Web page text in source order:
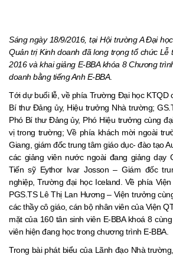
Sáng ngày 18/9/2016, tại Hội trường A Đại
Quản trị Kinh doanh đã long trọng tổ chức Lễ
2016 và khai giảng E-BBA khóa 8 Chương
doanh bằng tiếng Anh E-BBA.
Tới dự buổi lễ, về phía Trường Đại học KTQD
Bí thư Đảng ủy, Hiệu trưởng Nhà trường;
Phó Bí thư Đảng ủy, Phó Hiệu trưởng cùng
vị trong trường; Về phía khách mời ngoài
Giang, giám đốc trung tâm giáo dục- đào tạo
các giảng viên nước ngoài đang giảng dạy
Tiến sỹ Eythor Ivar Josson – Giám đốc
nghiệp, Trường đại học Iceland. Về phía
PGS.TS Lê Thị Lan Hương – Viện trưởng
các thầy cô giáo, cán bộ nhân viên của Viện
mặt của 160 tân sinh viên E-BBA khoá 8
viên hiện đang học trong chương trình E-BBA.
Trong bài phát biểu của Lãnh đạo Nhà